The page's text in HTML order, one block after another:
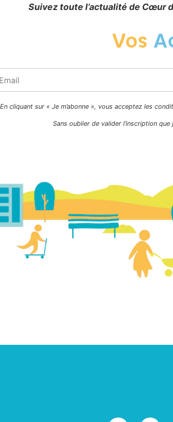
Suivez toute l’actualité de Cœur
Vos
En cliquant sur « Je m’abonne », vous acceptez les
Sans oublier de valider l’inscription que